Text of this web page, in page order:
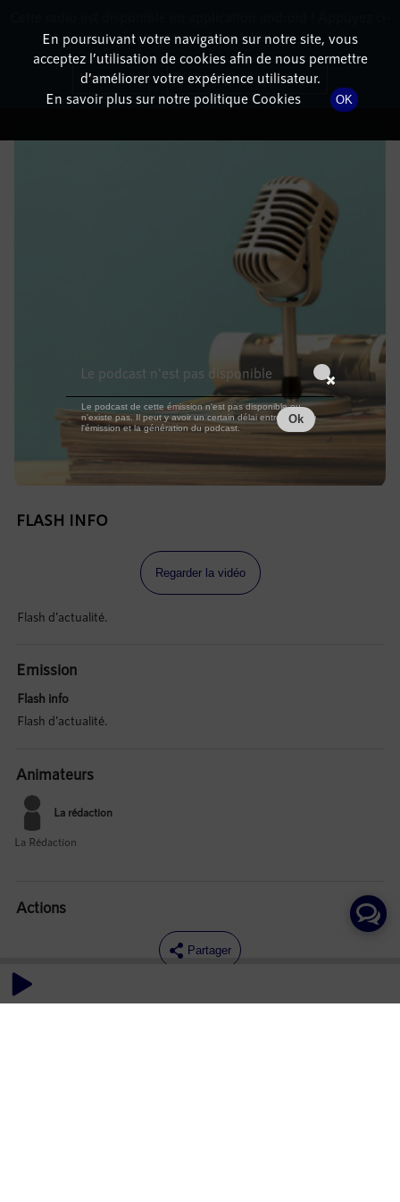
DÉTAILS DE L'ÉPISODE
24 janvier 2023à 14h59, durée : Invalid date
FLASH INFO
Regarder la vidéo
Flash d'actualité.
Emission
Flash info
Flash d'actualité.
Animateurs
La rédaction
La Rédaction
Actions
Partager
Commentaires
En poursuivant votre navigation sur notre site, vous
acceptez l’utilisation de cookies afin de nous permettre
d’améliorer votre expérience utilisateur.
En savoir plus sur notre politique Cookies
OK
dessous pour l'installer.
Non merci Télécharger l'application
Le podcast n'est pas disponible
Le podcast de cette émission n'est pas disponible ou
n'existe pas. Il peut y avoir un certain délai entre la fin de
l'émission et la génération du podcast.
Ok